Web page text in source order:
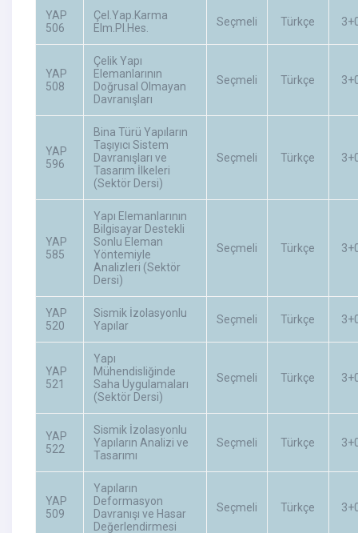
YAP
506
Çel.Yap.Karma
Elm.Pl.Hes.
Seçmeli Türkçe
YAP
508
Çelik Yapı
Elemanlarının
Doğrusal Olmayan
Davranışları
Seçmeli Türkçe
YAP
596
Bina Türü Yapıların
Taşıyıcı Sistem
Davranışları ve
Tasarım İlkeleri
(Sektör Dersi)
Seçmeli Türkçe
YAP
585
Yapı Elemanlarının
Bilgisayar Destekli
Sonlu Eleman
Yöntemiyle
Analizleri (Sektör
Dersi)
Seçmeli Türkçe
YAP
520
Sismik İzolasyonlu
Yapılar
Seçmeli Türkçe
YAP
521
Yapı
Mühendisliğinde
Saha Uygulamaları
(Sektör Dersi)
Seçmeli Türkçe
YAP
522
Sismik İzolasyonlu
Yapıların Analizi ve
Tasarımı
Seçmeli Türkçe
YAP
509
Yapıların
Deformasyon
Davranışı ve Hasar
Değerlendirmesi
Seçmeli Türkçe